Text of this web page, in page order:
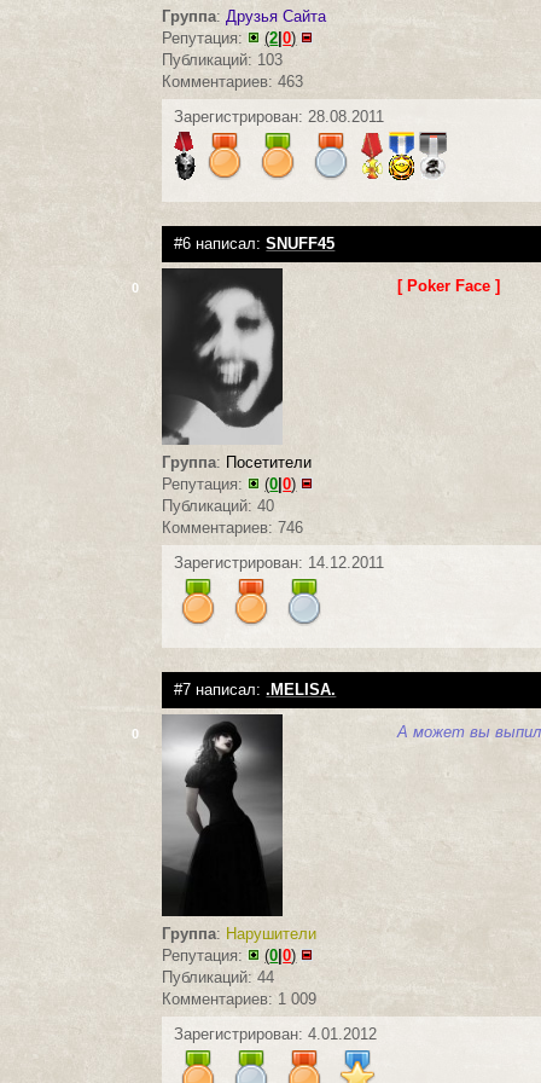
Группа: Друзья Сайта
Репутация:
(2 |0)
Публикаций: 103
Комментариев: 463
Зарегистрирован: 28.08.2011
#6 написал:SNUFF45
0
Группа: Посетители
Репутация:
(0 |0)
Публикаций: 40
Комментариев: 746
[ Poker Face ]
Зарегистрирован: 14.12.2011
#7 написал:.MELISA.
0
Группа: Нарушители
Репутация:
(0|0)
Публикаций: 44
Комментариев: 1 009
А может вы
Зарегистрирован: 4.01.2012